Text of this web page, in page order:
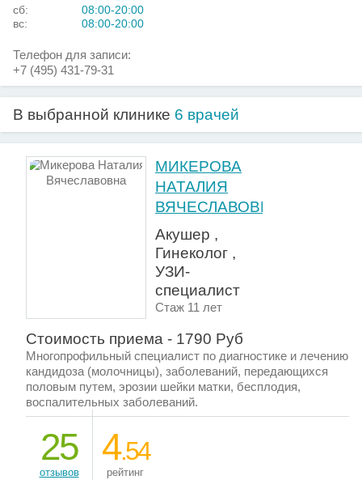
сб:
08:00-20:00
вс:
08:00-20:00
Телефон для записи:
+7 (495) 431-79-31
В выбранной клинике 6 врачей
МИКЕРОВА
НАТАЛИЯ
ВЯЧЕСЛАВОВНА
Акушер ,
Гинеколог ,
УЗИ-
специалист
Стаж 11 лет
Стоимость приема - 1790 Руб
Многопрофильный специалист по диагностике и лечению
кандидоза (молочницы), заболеваний, передающихся
половым путем, эрозии шейки матки, бесплодия,
воспалительных заболеваний.
25
отзывов
4.54
рейтинг